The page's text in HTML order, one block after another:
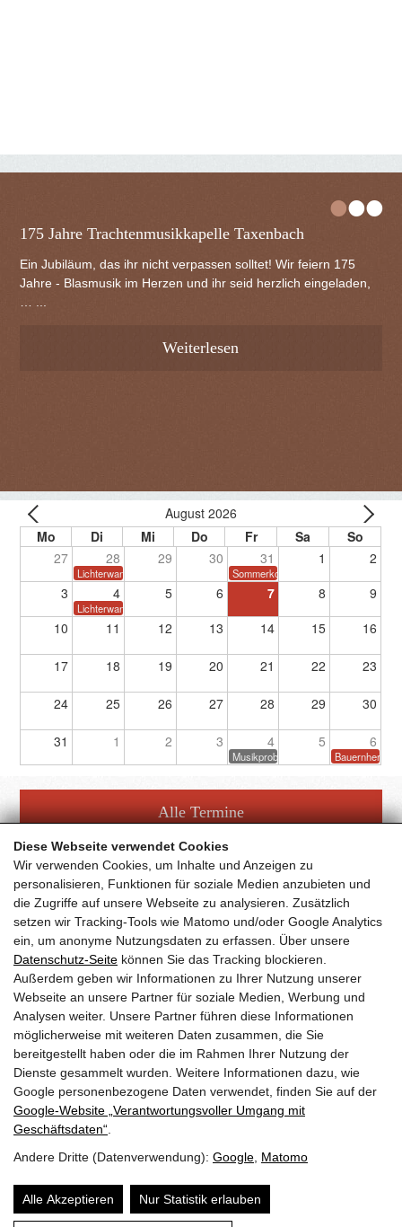
Diese Webseite verwendet Cookies
Wir verwenden Cookies, um Inhalte und Anzeigen zu
personalisieren, Funktionen für soziale Medien anzubieten und
die Zugriffe auf unsere Webseite zu analysieren. Zusätzlich
setzen wir Tracking-Tools wie Matomo und/oder Google Analytics
ein, um anonyme Nutzungsdaten zu erfassen. Über unsere
Datenschutz-Seite können Sie das Tracking blockieren.
Außerdem geben wir Informationen zu Ihrer Nutzung unserer
Webseite an unsere Partner für soziale Medien, Werbung und
Analysen weiter. Unsere Partner führen diese Informationen
möglicherweise mit weiteren Daten zusammen, die Sie
bereitgestellt haben oder die im Rahmen Ihrer Nutzung der
Dienste gesammelt wurden. Weitere Informationen dazu, wie
Google personenbezogene Daten verwendet, finden Sie auf der
Google‑Website „Verantwortungsvoller Umgang mit
Geschäftsdaten“
Andere Dritte (Datenverwendung): Google Matomo
Alle Akzeptieren Nur Statistik erlauben
•••
175 Jahre Trachtenmusikkapelle Taxenbach
Ein Jubiläum, das ihr nicht verpassen solltet! Wir feiern 175
Jahre - Blasmusik im Herzen und ihr seid herzlich eingeladen,
Weiterlesen
August 2026
27 28 29 30 31 1 2
Lichterwanderung Sommerkonzert
3 4 5 6 7 8 9
Lichterwanderung
10 11 12 13 14 15 16
17 18 19 20 21 22 23
24 25 26 27 28 29 30
31 1 2 3 4 5 6
Musikprobe
Alle Termine
Facebook Fanpage
YouTube Channel
Trachtenmusikkapelle Taxenbach
Obfrau:Andrea Hofer
Gschwandtnerberg 21
5660Taxenbach
Sitemap